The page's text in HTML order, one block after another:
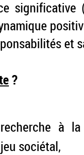
significative
et
?
à
sociétal,